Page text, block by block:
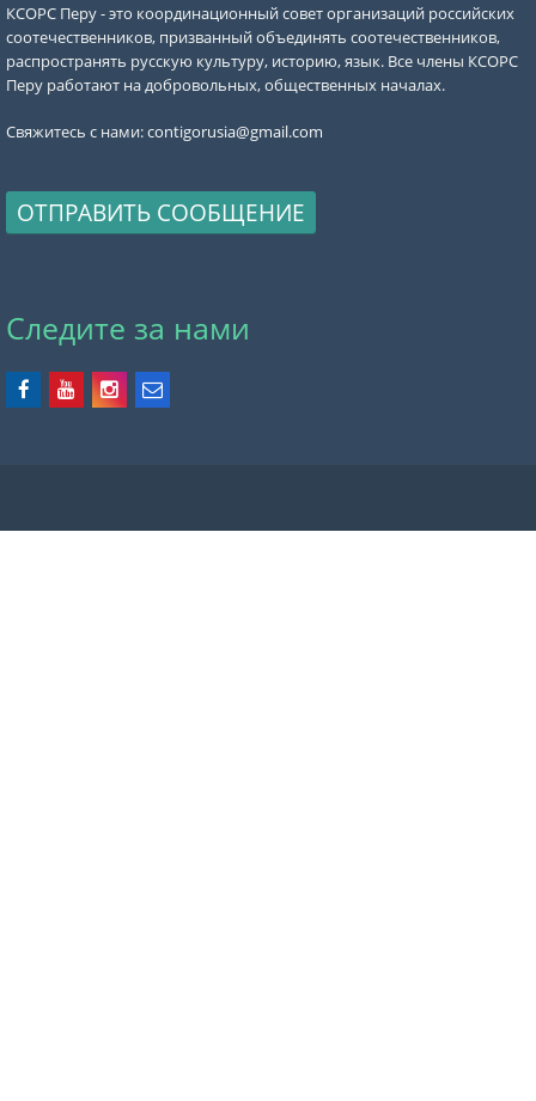
КСОРС Перу - это координационный совет организаций российских
соотечественников, призванный объединять соотечественников,
распространять русскую культуру, историю, язык. Все члены КСОРС
Перу работают на добровольных, общественных началах.
Свяжитесь с нами:contigorusia@gmail.com
ОТПРАВИТЬ СООБЩЕНИЕ
Следите за нами